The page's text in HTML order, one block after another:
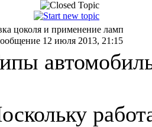
цоколя и применение ламп
12 июля 2013, 21:15